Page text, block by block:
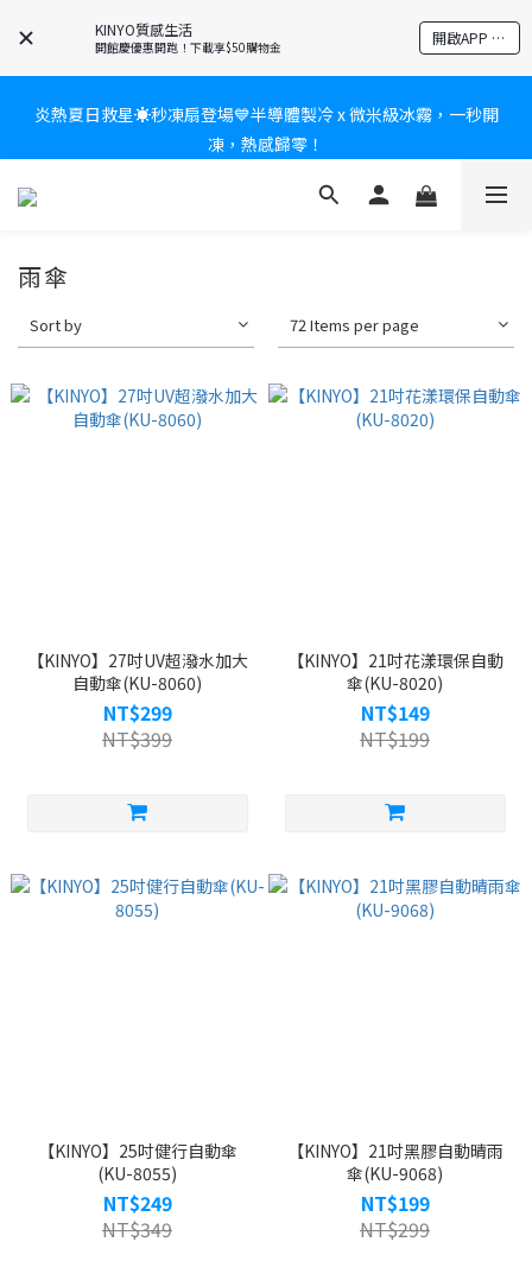
KINYO質感生活
開館慶優惠開跑！下載享$50購物金 開啟APP 享隱藏優惠
新會員送$100購物金✨再享消費回饋無極限
爸氣有禮賞🎁全館任2件9折✨刮鬍刀、按摩家電、電動牙刷、藍芽
耳機🎀給爸爸一個驚喜大禮包
炎熱夏日救星☀️秒凍扇登場💙半導體製冷 x 微米級冰霧，一秒開
凍，熱感歸零！
新會員送$100購物金✨再享消費回饋無極限
雨傘
Sort by 72 Items per page
【KINYO】27吋UV超潑水加大
自動傘(KU-8060)
NT$299
NT$399
【KINYO】21吋花漾環保自動
傘(KU-8020)
NT$149
NT$199
【KINYO】25吋健行自動傘
(KU-8055)
NT$249
NT$349
【KINYO】21吋黑膠自動晴雨
傘(KU-9068)
NT$199
NT$299